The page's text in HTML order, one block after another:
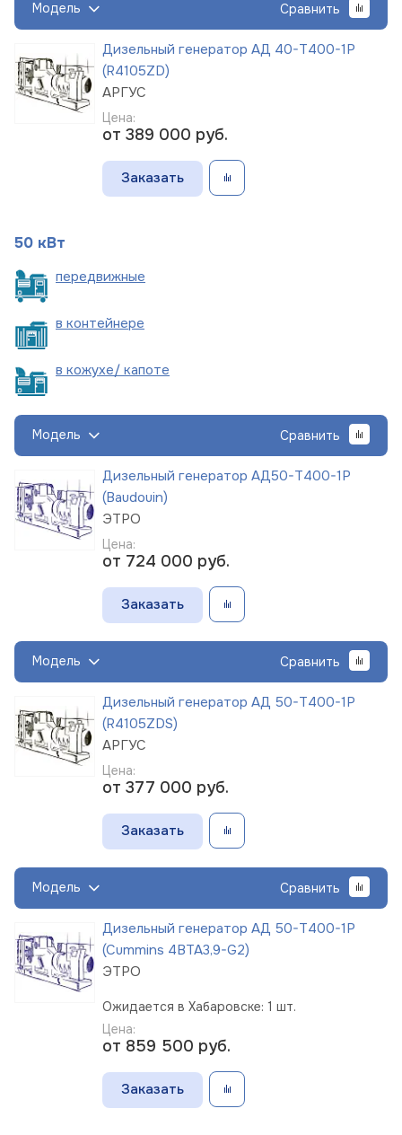
Модель Сравнить
Дизельный генератор АД 40-Т400-1Р
(R4105ZD)
АРГУС
Цена:
от 389 000 руб.
Заказать
50 кВт
передвижные
в контейнере
в кожухе/ капоте
Модель Сравнить
Дизельный генератор АД50-Т400-1Р
(Baudouin)
ЭТРО
Цена:
от 724 000 руб.
Заказать
Модель Сравнить
Дизельный генератор АД 50-Т400-1Р
(R4105ZDS)
АРГУС
Цена:
от 377 000 руб.
Заказать
Модель Сравнить
Дизельный генератор АД 50-Т400-1Р
(Cummins 4BTA3,9-G2)
ЭТРО
Ожидается в Хабаровске: 1 шт.
Цена:
от 859 500 руб.
Заказать